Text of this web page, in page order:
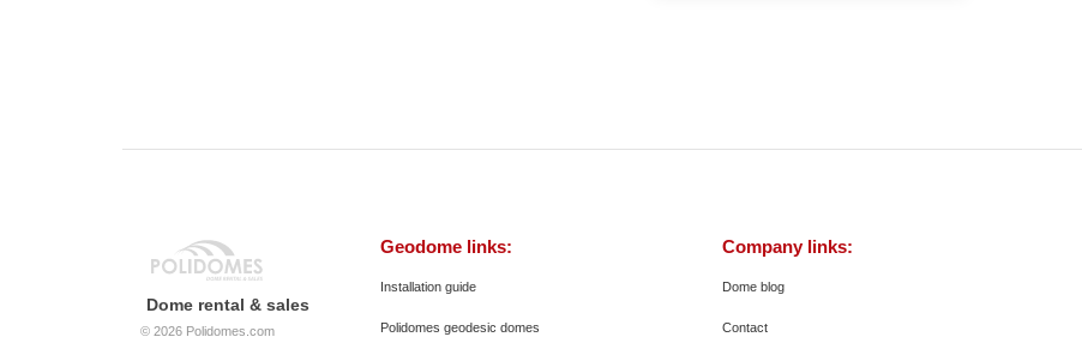
Dome rental & sales
© 2026 Polidomes.com
Geodome links:
Installation guide
Polidomes geodesic domes
Company links:
Dome blog
Contact